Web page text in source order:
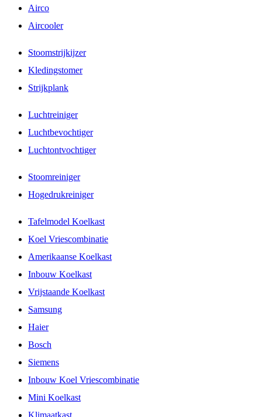
Airco
Aircooler
Stoomstrijkijzer
Kledingstomer
Strijkplank
Luchtreiniger
Luchtbevochtiger
Luchtontvochtiger
Stoomreiniger
Hogedrukreiniger
Tafelmodel Koelkast
Koel Vriescombinatie
Amerikaanse Koelkast
Inbouw Koelkast
Vrijstaande Koelkast
Samsung
Haier
Bosch
Siemens
Inbouw Koel Vriescombinatie
Mini Koelkast
Klimaatkast